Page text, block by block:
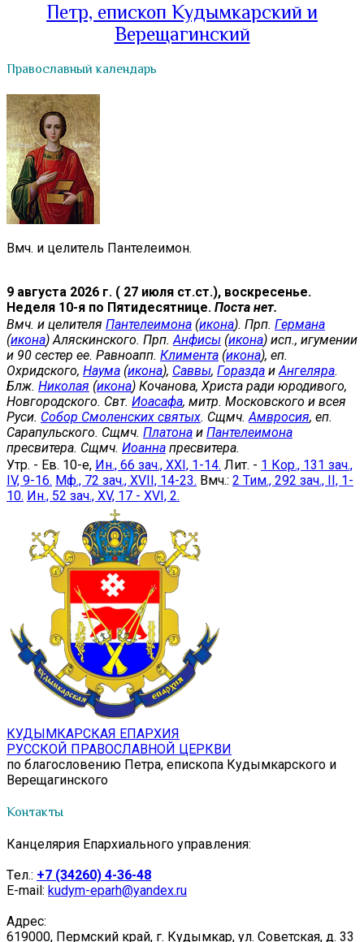
Петр, епископ Кудымкарский и
Верещагинский
Православный календарь
Вмч. и целитель Пантелеимон.
9 августа 2026 г. ( 27 июля ст.ст.), воскресенье.
Неделя 10-я по Пятидесятнице. Поста нет.
Вмч. и целителя Пантелеимона (икона). Прп. Германа
(икона) Аляскинского. Прп. Анфисы (икона) исп., игумении
и 90 сестер ее. Равноапп. Климента (икона), еп.
Охридского, Наума (икона), Саввы, Горазда и Ангеляра.
Блж. Николая (икона) Кочанова, Христа ради юродивого,
Новгородского. Свт. Иоасафа, митр. Московского и всея
Руси. Собор Смоленских святых. Сщмч. Амвросия, еп.
Сарапульского. Сщмч. Платона и Пантелеимона
пресвитера. Сщмч. Иоанна пресвитера.
Утр. - Ев. 10-е, Ин., 66 зач., XXI, 1-14. Лит. - 1 Кор., 131 зач.,
IV, 9-16. Мф., 72 зач., XVII, 14-23. Вмч.: 2 Тим., 292 зач., II, 1-
10. Ин., 52 зач., XV, 17 - XVI, 2.
КУДЫМКАРСКАЯ ЕПАРХИЯ
РУССКОЙ ПРАВОСЛАВНОЙ ЦЕРКВИ
по благословению Петра, епископа Кудымкарского и
Верещагинского
Контакты
Канцелярия Епархиального управления:
Tел.: +7 (34260) 4-36-48
E-mail: kudym-eparh@yandex.ru
Адрес:
619000, Пермский край, г. Кудымкар, ул. Советская, д. 33